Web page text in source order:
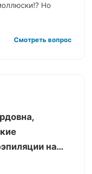
Но
Смотреть вопрос
на…